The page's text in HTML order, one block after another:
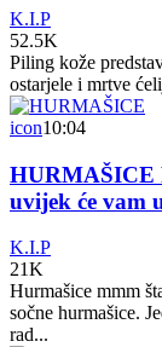
K.I.P
52.5K
Piling kože
ostarjele i mrtve
icon10:04
HURMAŠICE
uvijek će vam
K.I.P
21K
Hurmašice mmm
sočne hurmašice.
rad...